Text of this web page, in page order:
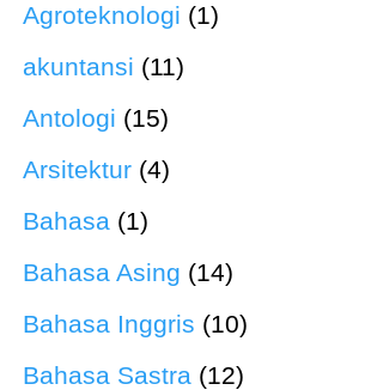
Agroteknologi (1)
akuntansi (11)
Antologi (15)
Arsitektur (4)
Bahasa (1)
Bahasa Asing (14)
Bahasa Inggris (10)
Bahasa Sastra (12)